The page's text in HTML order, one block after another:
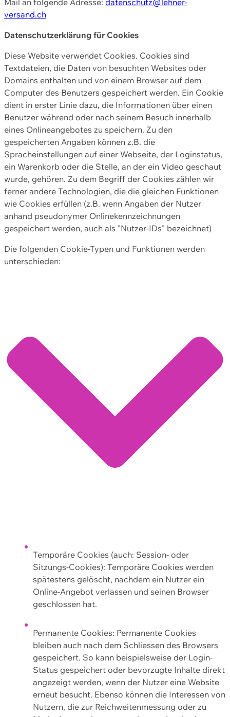
versand.ch
Datenschutzerklärung für Cookies
Diese Website verwendet Cookies. Cookies sind
Textdateien, die Daten von besuchten Websites oder
Domains enthalten und von einem Browser auf dem
Computer des Benutzers gespeichert werden. Ein Cookie
dient in erster Linie dazu, die Informationen über einen
Benutzer während oder nach seinem Besuch innerhalb
eines Onlineangebotes zu speichern. Zu den
gespeicherten Angaben können z.B. die
Spracheinstellungen auf einer Webseite, der Loginstatus,
ein Warenkorb oder die Stelle, an der ein Video geschaut
wurde, gehören. Zu dem Begriff der Cookies zählen wir
ferner andere Technologien, die die gleichen Funktionen
wie Cookies erfüllen (z.B. wenn Angaben der Nutzer
anhand pseudonymer Onlinekennzeichnungen
gespeichert werden, auch als "Nutzer-IDs" bezeichnet)
Die folgenden Cookie-Typen und Funktionen werden
unterschieden:
Temporäre Cookies (auch: Session- oder
Sitzungs-Cookies): Temporäre Cookies werden
spätestens gelöscht, nachdem ein Nutzer ein
Online-Angebot verlassen und seinen Browser
geschlossen hat.
Permanente Cookies: Permanente Cookies
bleiben auch nach dem Schliessen des Browsers
gespeichert. So kann beispielsweise der Login-
Status gespeichert oder bevorzugte Inhalte direkt
angezeigt werden, wenn der Nutzer eine Website
erneut besucht. Ebenso können die Interessen von
Nutzern, die zur Reichweitenmessung oder zu